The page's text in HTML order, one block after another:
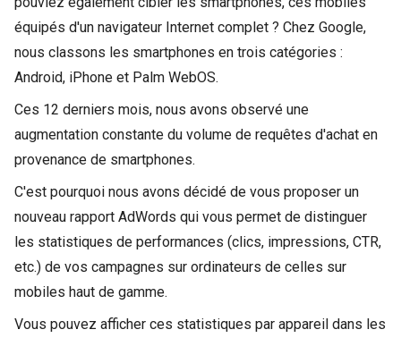
équipés d'un navigateur Internet complet ? Chez Google,
nous classons les smartphones en trois catégories :
Android, iPhone et Palm WebOS.
Ces 12 derniers mois, nous avons observé une
augmentation constante du volume de requêtes d'achat en
provenance de smartphones.
C'est pourquoi nous avons décidé de vous proposer un
nouveau rapport AdWords qui vous permet de distinguer
les statistiques de performances (clics, impressions, CTR,
etc.) de vos campagnes sur ordinateurs de celles sur
mobiles haut de gamme.
Vous pouvez afficher ces statistiques par appareil dans les